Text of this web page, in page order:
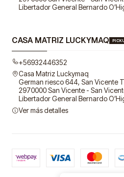
Libertador General Bernardo
CASA MATRIZ LUCKYMAQ
+56932446352
Casa Matriz Luckymaq
German riesco 644, San Vicente
2970000 San Vicente - San
Libertador General Bernardo
Ver más detalles